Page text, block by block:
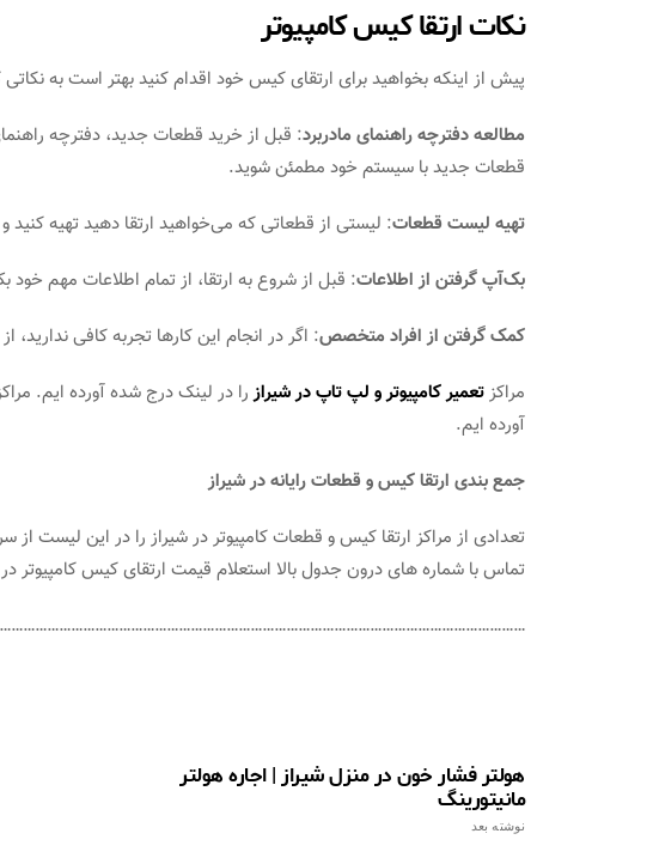
نکات ارتقا کیس کامپیوتر
پیش از اینکه بخواهید برای ارتقای کیس خود اقدام کنید بهتر است به
مطالعه دفترچه راهنمای مادربرد: قبل از خرید قطعات جدید، دفترچه
قطعات جدید با سیستم خود مطمئن شوید.
تهیه لیست قطعات: لیستی از قطعاتی که می‌خواهید ارتقا دهید تهیه
بک‌آپ گرفتن از اطلاعات: قبل از شروع به ارتقا، از تمام اطلاعات مهم خود
کمک گرفتن از افراد متخصص: اگر در انجام این کارها تجربه کافی
مراکزتعمیر کامپیوتر و لپ تاپ در شیرازرا در لینک درج شده آورده ایم.
آورده ایم.
جمع بندی ارتقا کیس و قطعات رایانه در شیراز
تعدادی از مراکز ارتقا کیس و قطعات کامپیوتر در شیراز را در این لیست
تماس با شماره های درون جدول بالا استعلام قیمت ارتقای کیس کامپیوتر در
هولتر فشار خون در منزل شیراز | اجاره هولتر
مانیتورینگ
نوشته بعد